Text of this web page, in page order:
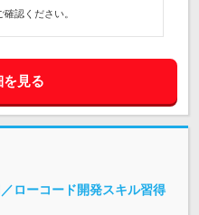
認ください。
見る
ローコード開発スキル習得